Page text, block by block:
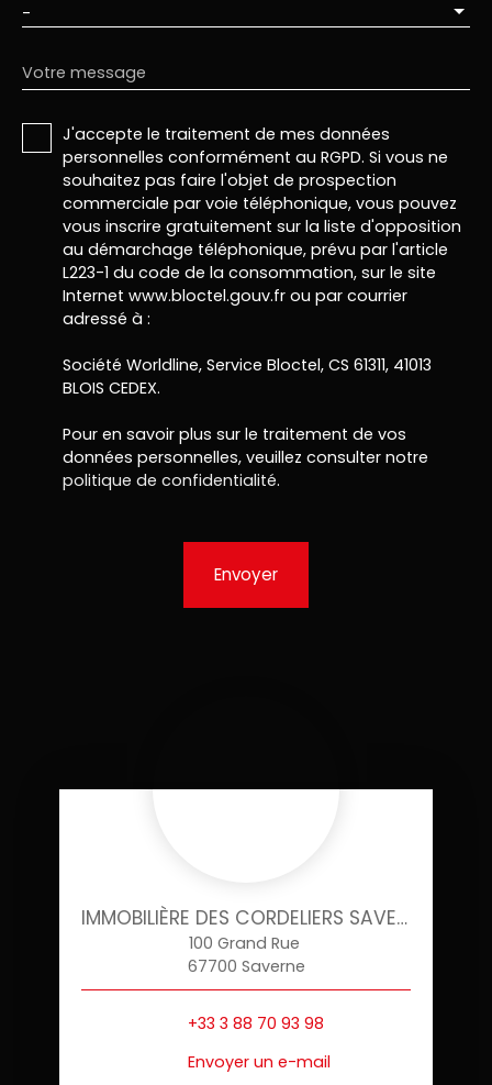
-
Votre message
J'accepte le traitement de mes données
personnelles conformément au RGPD. Si vous ne
souhaitez pas faire l'objet de prospection
commerciale par voie téléphonique, vous pouvez
vous inscrire gratuitement sur la liste d'opposition
au démarchage téléphonique, prévu par l'article
L223-1 du code de la consommation, sur le site
Internet www.bloctel.gouv.fr ou par courrier
adressé à :
Société Worldline, Service Bloctel, CS 61311, 41013
BLOIS CEDEX.
Pour en savoir plus sur le traitement de vos
données personnelles, veuillez consulter notre
politique de confidentialité.
Envoyer
IMMOBILIÈRE DES CORDELIERS SAVERNE
100 Grand Rue
67700 Saverne
+33 3 88 70 93 98
Envoyer un e-mail